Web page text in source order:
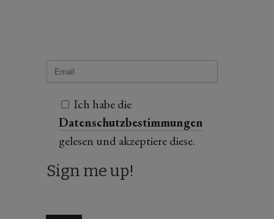
Ich habe die
Datenschutzbestimmungen
gelesen und akzeptiere diese.